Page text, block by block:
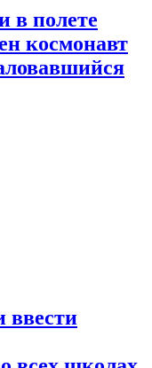
в полете
космонавт
ввести